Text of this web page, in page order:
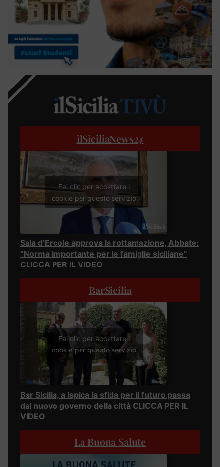
ilSiciliaNews24
Fai clic per accettare i
cookie per questo servizio
Sala d’Ercole approva la rottamazione, Abbate:
“Norma importante per le famiglie siciliane”
CLICCA PER IL VIDEO
BarSicilia
Fai clic per accettare i
cookie per questo servizio
Bar Sicilia, a Ispica la sfida per il futuro passa
dal nuovo governo della città CLICCA PER IL
VIDEO
La Buona Salute